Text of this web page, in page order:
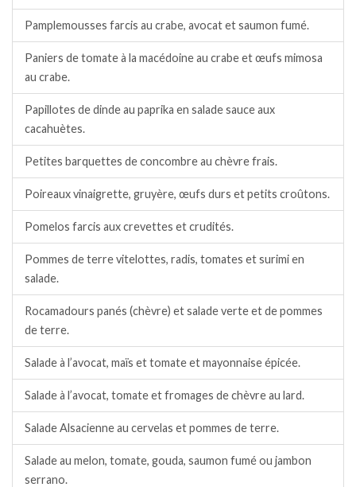
Pamplemousses farcis au crabe, avocat et saumon fumé.
Paniers de tomate à la macédoine au crabe et œufs mimosa
au crabe.
Papillotes de dinde au paprika en salade sauce aux
cacahuètes.
Petites barquettes de concombre au chèvre frais.
Poireaux vinaigrette, gruyère, œufs durs et petits croûtons.
Pomelos farcis aux crevettes et crudités.
Pommes de terre vitelottes, radis, tomates et surimi en
salade.
Rocamadours panés (chèvre) et salade verte et de pommes
de terre.
Salade à l’avocat, maïs et tomate et mayonnaise épicée.
Salade à l’avocat, tomate et fromages de chèvre au lard.
Salade Alsacienne au cervelas et pommes de terre.
Salade au melon, tomate, gouda, saumon fumé ou jambon
serrano.